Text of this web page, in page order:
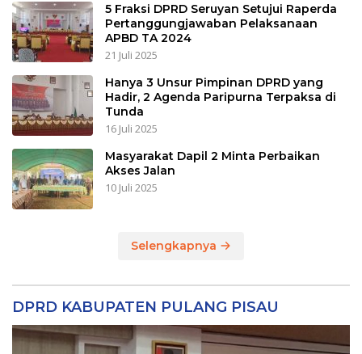
5 Fraksi DPRD Seruyan Setujui Raperda
Pertanggungjawaban Pelaksanaan
APBD TA 2024
21 Juli 2025
Hanya 3 Unsur Pimpinan DPRD yang
Hadir, 2 Agenda Paripurna Terpaksa di
Tunda
16 Juli 2025
Masyarakat Dapil 2 Minta Perbaikan
Akses Jalan
10 Juli 2025
Selengkapnya
DPRD KABUPATEN PULANG PISAU